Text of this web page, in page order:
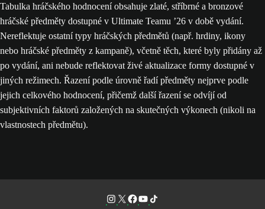
Tabulka hráčského hodnocení obsahuje zlaté, stříbrné a bronzové
hráčské předměty dostupné v Ultimate Teamu ’26 v době vydání.
Nereflektuje ostatní typy hráčských předmětů (např. hrdiny, ikony
nebo hráčské předměty z kampaně), včetně těch, které byly přidány až
po vydání, ani nebude reflektovat živé aktualizace formy dostupné v
jiných režimech. Řazení podle úrovně řadí předměty nejprve podle
jejich celkového hodnocení, přičemž další řazení se odvíjí od
subjektivních faktorů založených na skutečných výkonech (nikoli na
vlastnostech předmětu).